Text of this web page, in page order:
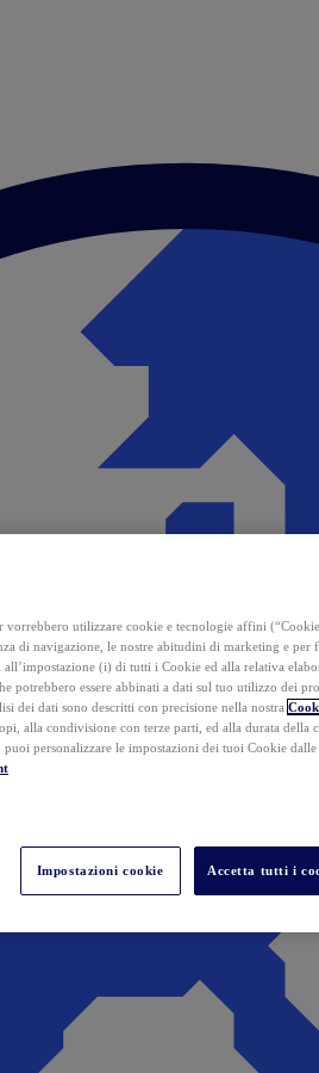
vorrebbero utilizzare cookie e tecnologie affini
di navigazione, le nostre abitudini di marketing e per
all’impostazione (i) di tutti i Cookie ed alla relativa
potrebbero essere abbinati a dati sul tuo utilizzo dei
dei dati sono descritti con precisione nella nostra
alla condivisione con terze parti, ed alla durata della
personalizzare le impostazioni dei tuoi Cookie
Impostazioni cookie Accetta tutti i